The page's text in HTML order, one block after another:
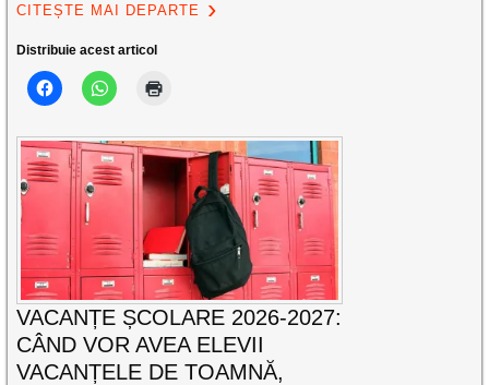
CITEȘTE MAI DEPARTE
Distribuie acest articol
VACANȚE ȘCOLARE 2026-2027:
CÂND VOR AVEA ELEVII
VACANȚELE DE TOAMNĂ,